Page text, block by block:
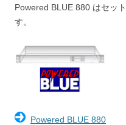
Powered BLUE 880 はセッ
す。
Powered BLUE 880